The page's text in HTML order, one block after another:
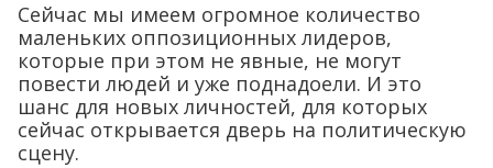
Сейчас мы имеем огромное количество
маленьких оппозиционных лидеров,
которые при этом не явные, не могут
повести людей и уже поднадоели. И это
шанс для новых личностей, для которых
сейчас открывается дверь на политическую
сцену.